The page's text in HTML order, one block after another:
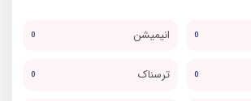
0 انیمیشن 0
0 ترسناک 0